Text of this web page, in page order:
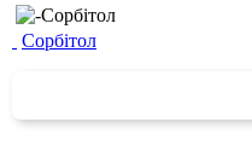
Сорбітол